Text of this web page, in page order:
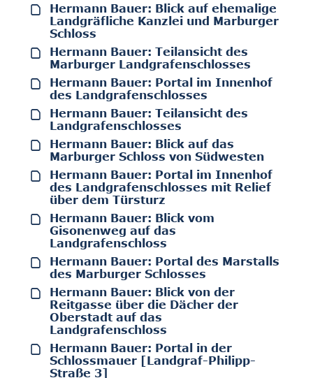
Hermann Bauer: Blick auf ehemalige
Landgräfliche Kanzlei und Marburger
Schloss
Hermann Bauer: Teilansicht des
Marburger Landgrafenschlosses
Hermann Bauer: Portal im Innenhof
des Landgrafenschlosses
Hermann Bauer: Teilansicht des
Landgrafenschlosses
Hermann Bauer: Blick auf das
Marburger Schloss von Südwesten
Hermann Bauer: Portal im Innenhof
des Landgrafenschlosses mit Relief
über dem Türsturz
Hermann Bauer: Blick vom
Gisonenweg auf das
Landgrafenschloss
Hermann Bauer: Portal des Marstalls
des Marburger Schlosses
Hermann Bauer: Blick von der
Reitgasse über die Dächer der
Oberstadt auf das
Landgrafenschloss
Hermann Bauer: Portal in der
Schlossmauer [Landgraf-Philipp-
Straße 3]